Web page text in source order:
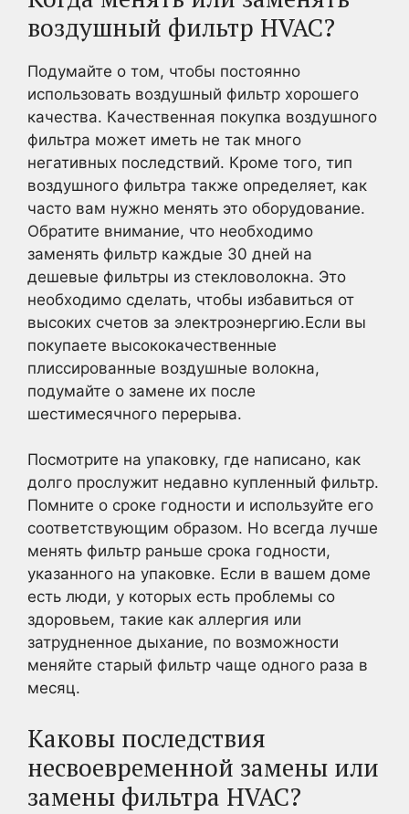
воздушный фильтр HVAC?
Подумайте о том, чтобы постоянно
использовать воздушный фильтр хорошего
качества. Качественная покупка воздушного
фильтра может иметь не так много
негативных последствий. Кроме того, тип
воздушного фильтра также определяет, как
часто вам нужно менять это оборудование.
Обратите внимание, что необходимо
заменять фильтр каждые 30 дней на
дешевые фильтры из стекловолокна. Это
необходимо сделать, чтобы избавиться от
высоких счетов за электроэнергию.Если вы
покупаете высококачественные
плиссированные воздушные волокна,
подумайте о замене их после
шестимесячного перерыва.
Посмотрите на упаковку, где написано, как
долго прослужит недавно купленный фильтр.
Помните о сроке годности и используйте его
соответствующим образом. Но всегда лучше
менять фильтр раньше срока годности,
указанного на упаковке. Если в вашем доме
есть люди, у которых есть проблемы со
здоровьем, такие как аллергия или
затрудненное дыхание, по возможности
меняйте старый фильтр чаще одного раза в
месяц.
Каковы последствия
несвоевременной замены или
замены фильтра HVAC?